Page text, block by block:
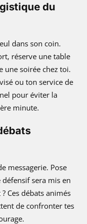
du
dans son coin.
réserve une table
une soirée chez toi.
ou ton service de
pour éviter la
minute.
messagerie. Pose
sera mis en
Ces débats animés
de confronter tes